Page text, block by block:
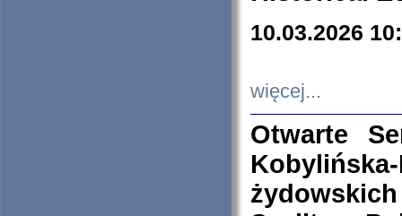
10.03.2026
więcej...
Otwarte